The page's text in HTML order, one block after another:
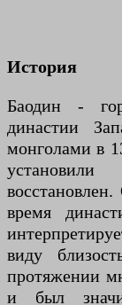
История
Баодин -
династии
монголами в
время
виду
протяжении
и был